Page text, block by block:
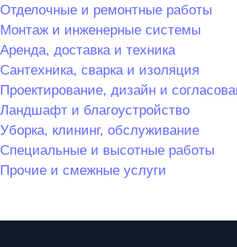
Отделочные и ремонтные работы
Монтаж и инженерные системы
Аренда, доставка и техника
Сантехника, сварка и изоляция
Проектирование, дизайн и
Ландшафт и благоустройство
Уборка, клининг, обслуживание
Специальные и высотные работы
Прочие и смежные услуги